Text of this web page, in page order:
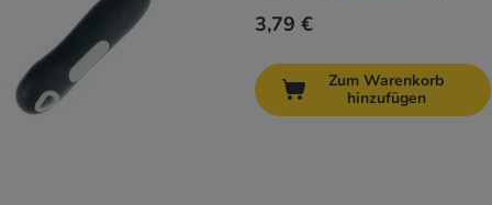
3,79 €
Zum Warenkorb
hinzufügen